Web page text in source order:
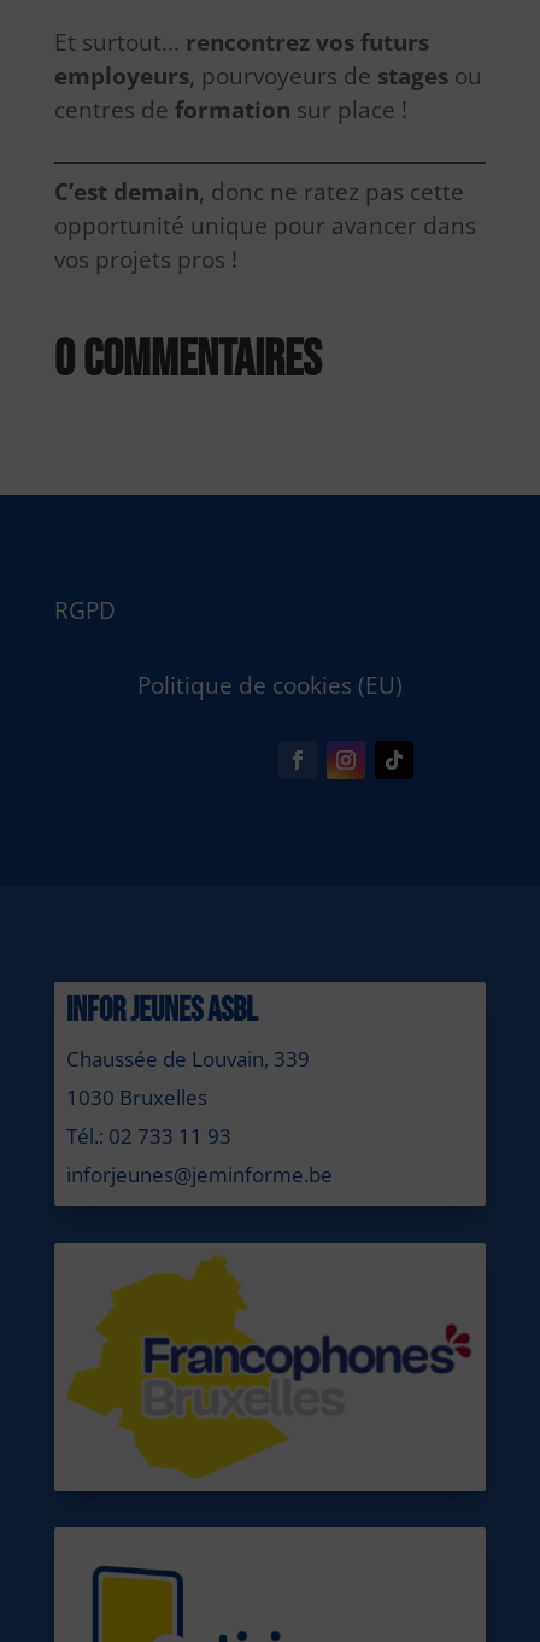
Et surtout… rencontrez vos futurs
employeurs, pourvoyeurs de stagesou
centres de formation sur place !
C’est demain, donc ne ratez pas cette
opportunité unique pour avancer dans
vos projets pros !
0 commentaires
RGPD
Politique de cookies (EU)
INFOR JEUNES ASBL
Chaussée de Louvain, 339
1030 Bruxelles
Tél.: 02 733 11 93
inforjeunes@jeminforme.be